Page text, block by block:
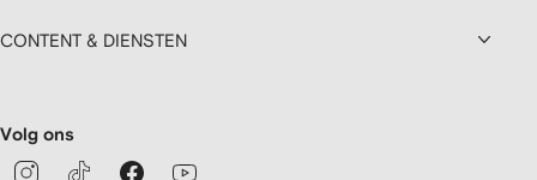
CONTENT & DIENSTEN
Volg ons